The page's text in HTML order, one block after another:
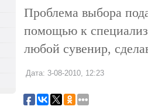
Проблема выбора
помощью к
любой сувенир,
Дата: 3-08-2010, 12:23